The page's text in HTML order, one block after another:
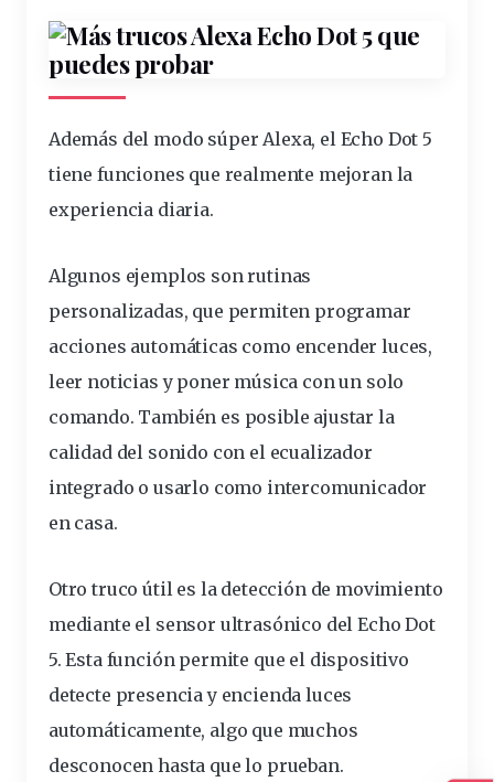
Además del modo súper Alexa, el Echo Dot 5
tiene funciones que realmente mejoran la
experiencia diaria.
Algunos ejemplos son rutinas
personalizadas, que permiten programar
acciones automáticas como encenderluces,
leer noticias y poner música con un solo
comando. También es posible ajustar la
calidad del sonido con el ecualizador
integrado o usarlo como intercomunicador
en casa.
Otro truco útil es la detección de movimiento
mediante el sensor ultrasónico del Echo Dot
5. Esta función permite que el dispositivo
detecte presencia y encienda luces
automáticamente, algo que muchos
desconocen hasta que lo prueban.